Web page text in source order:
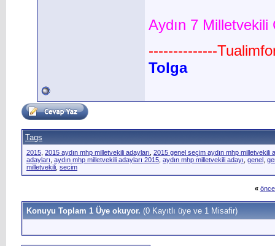
Aydın 7 Milletvekili
--------------
Tolga
Tags
2015 2015 aydın mhp milletvekili adayları 2015 genel seçim aydın mhp milletvekili
adayları aydın mhp milletvekili adayları 2015 aydın mhp milletvekili adayı genel
milletvekili secim
«
Konuyu Toplam 1 Üye okuyor. (0 Kayıtlı üye ve 1 Misafir)